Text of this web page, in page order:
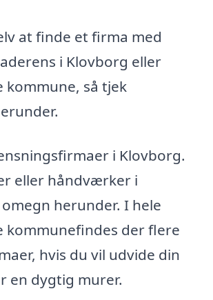
at finde et firma med
i Klovborg eller
kommune, så tjek
i Klovborg.
eller håndværker i
herunder. I hele
kommunefindes der flere
hvis du vil udvide din
en dygtig murer.